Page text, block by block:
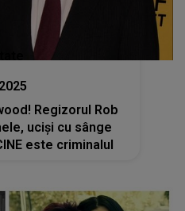
Regizorul Rob
uciși cu sânge
este criminalul